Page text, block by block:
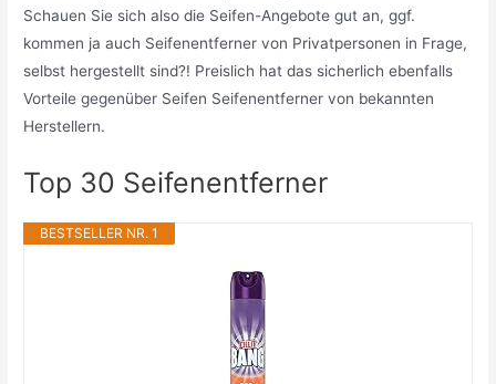
Schauen Sie sich also die Seifen-Angebote gut an, ggf.
kommen ja auch Seifenentferner von Privatpersonen in Frage,
selbst hergestellt sind?! Preislich hat das sicherlich ebenfalls
Vorteile gegenüber Seifen Seifenentferner von bekannten
Herstellern.
Top 30 Seifenentferner
BESTSELLER NR. 1